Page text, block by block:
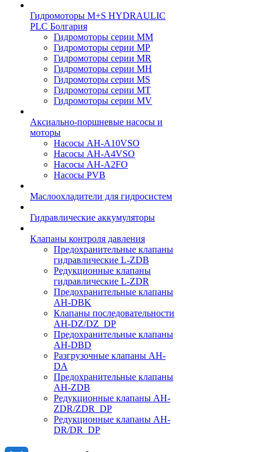
Гидромоторы M+S HYDRAULIC
PLC Болгария
Гидромоторы серии ММ
Гидромоторы серии МP
Гидромоторы серии МR
Гидромоторы серии МH
Гидромоторы серии МS
Гидромоторы серии МT
Гидромоторы серии МV
Аксиально-поршневые насосы и
моторы
Насосы AH-A10VSO
Насосы AH-A4VSO
Насосы AH-A2FO
Насосы PVB
Маслоохладители для гидросистем
Гидравлические аккумуляторы
Клапаны контроля давления
Предохранительные клапаны
гидравлические L-ZDB
Редукционные клапаны
гидравлические L-ZDR
Предохранительные клапаны
AH-DBK
Клапаны последовательности
AH-DZ/DZ_DP
Предохранительные клапаны
AH-DBD
Разгрузочные клапаны AH-
DA
Предохранительные клапаны
AH-ZDB
Редукционные клапаны AH-
ZDR/ZDR_DP
Редукционные клапаны AH-
DR/DR_DP